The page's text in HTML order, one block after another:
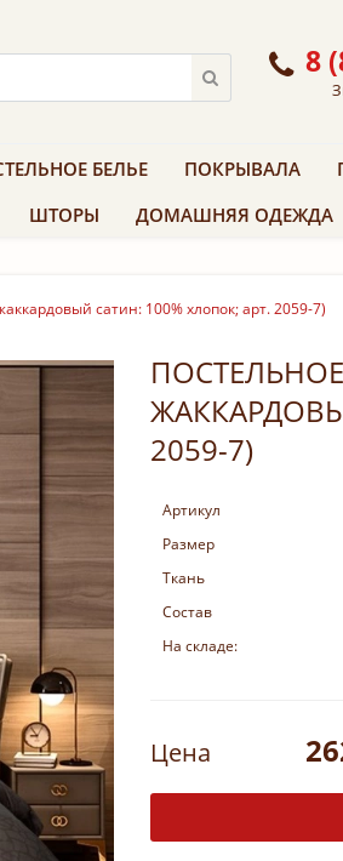
8
БЕЛЬЕ ПОКРЫВАЛА
ШТОРЫ ДОМАШНЯЯ ОДЕЖДА
сатин: 100% хлопок; арт. 2059-7)
2059-7)
Артикул
Размер
Ткань
Состав
На складе:
Цена